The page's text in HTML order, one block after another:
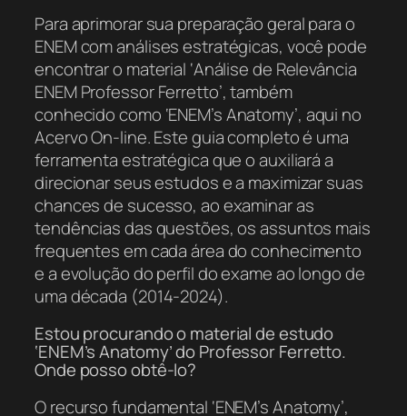
Para aprimorar sua preparação geral para o
ENEM com análises estratégicas, você pode
encontrar o material ‘Análise de Relevância
ENEM Professor Ferretto’, também
conhecido como ‘ENEM’s Anatomy’, aqui no
Acervo On-line. Este guia completo é uma
ferramenta estratégica que o auxiliará a
direcionar seus estudos e a maximizar suas
chances de sucesso, ao examinar as
tendências das questões, os assuntos mais
frequentes em cada área do conhecimento
e a evolução do perfil do exame ao longo de
uma década (2014-2024).
Estou procurando o material de estudo
‘ENEM’s Anatomy’ do Professor Ferretto.
Onde posso obtê-lo?
O recurso fundamental ‘ENEM’s Anatomy’,